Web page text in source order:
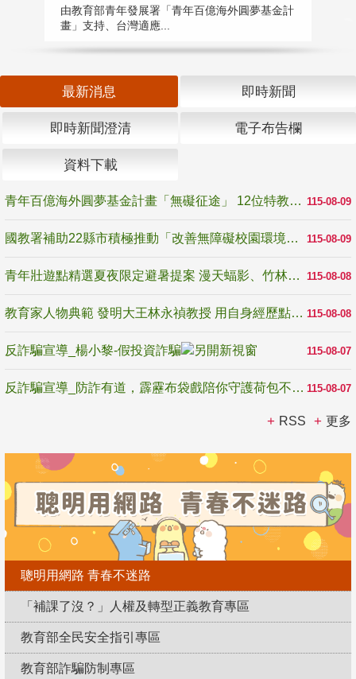
由教育部青年發展署「青年百億海外圓夢基金計
畫」支持、台灣適應...
最新消息 即時新聞
即時新聞澄清 電子布告欄
資料下載
115-08-09
青年百億海外圓夢基金計畫「無礙征途」 12位特教與弱勢青年勇闖西班牙 跨越感官限制見證生命蛻變
115-08-09
國教署補助22縣市積極推動「改善無障礙校園環境計畫」 打造友善、安全、無礙學習空間
115-08-08
青年壯遊點精選夏夜限定避暑提案 漫天蝠影、竹林尋蛙、茶香夜觀 邀青年暮色出發
115-08-08
教育家人物典範 發明大王林永禎教授 用自身經歷點亮學生的路
115-08-07
反詐騙宣導_楊小黎-假投資詐騙
115-08-07
反詐騙宣導_防詐有道，霹靂布袋戲陪你守護荷包不受騙
RSS 更多
聰明用網路 青春不迷路
「補課了沒？」人權及轉型正義教育專區
教育部全民安全指引專區
教育部詐騙防制專區